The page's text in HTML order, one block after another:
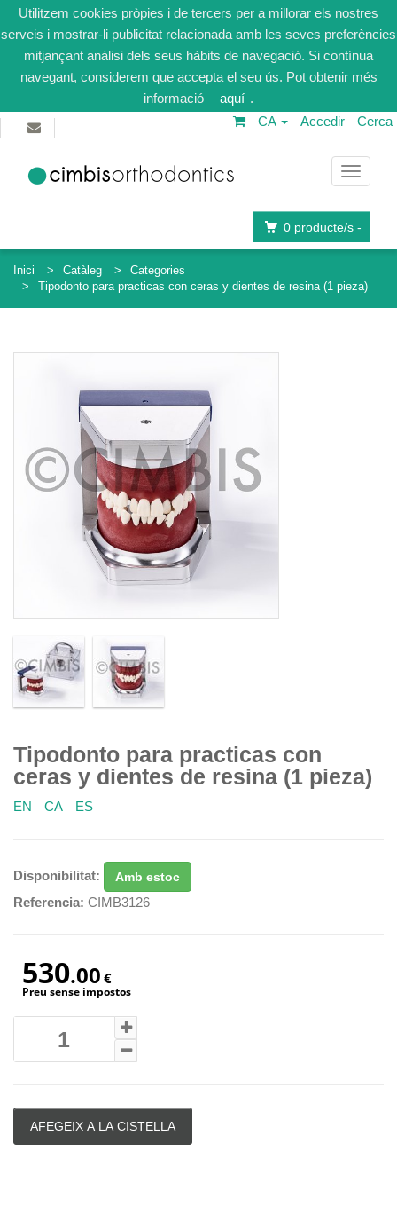
Utilitzem cookies pròpies i de tercers per a millorar els nostres
serveis i mostrar-li publicitat relacionada amb les seves preferències
mitjançant anàlisi dels seus hàbits de navegació. Si contínua
navegant, considerem que accepta el seu ús. Pot obtenir més
informació
aquí .
CA
Accedir Cerca
0 producte/s -
Inici Catàleg
Categories
Tipodonto para practicas con ceras y dientes de resina (1 pieza)
Tipodonto para practicas con
ceras y dientes de resina (1 pieza)
EN CA ES
Disponibilitat: Amb estoc
Referencia: CIMB3126
530.00 €
Preu sense impostos
AFEGEIX A LA CISTELLA